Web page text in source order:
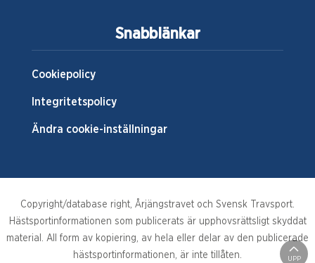
Snabblänkar
Cookiepolicy
Integritetspolicy
Ändra cookie-inställningar
UPP
Copyright/database right, Årjängstravet och Svensk Travsport.
Hästsportinformationen som publicerats är upphovsrättsligt skyddat
material. All form av kopiering, av hela eller delar av den publicerade
hästsportinformationen, är inte tillåten.